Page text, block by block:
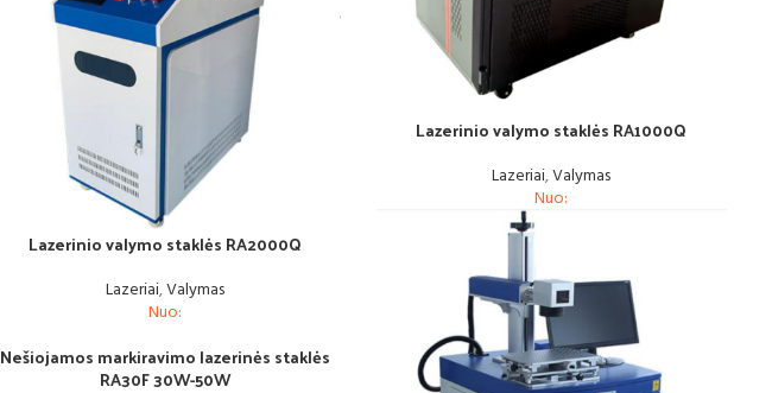
Lazerinio valymo staklės RA1000Q
Lazeriai,Valymas
Nuo:
Lazerinio valymo staklės RA2000Q
Lazeriai,Valymas
Nuo:
Nešiojamos markiravimo lazerinės staklės
RA30F 30W-50W